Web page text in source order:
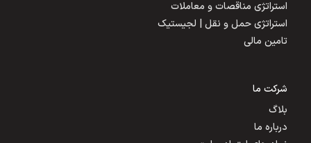
استراتژی مناقصات و معاملات
استراتژی حمل و نقل | لجیستیک
تامین مالی
شرکت ما
بلاگ
درباره ما